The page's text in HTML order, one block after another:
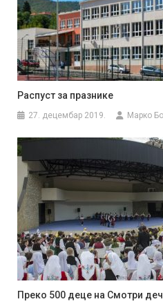
Распуст за празнике
27. децембар 2019. Марко
Преко 500 деце на Смотри